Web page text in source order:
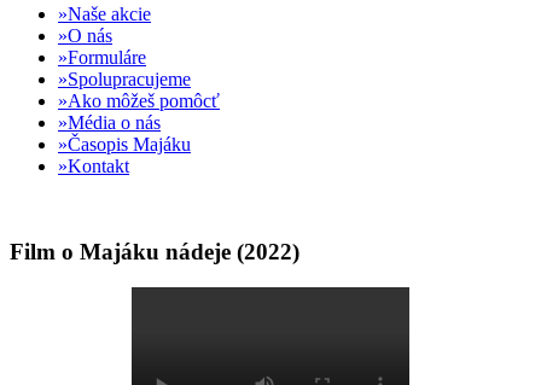
Naše akcie
O nás
Formuláre
Spolupracujeme
Ako môžeš pomôcť
Média o nás
Časopis Majáku
Kontakt
Film o Majáku nádeje (2022)